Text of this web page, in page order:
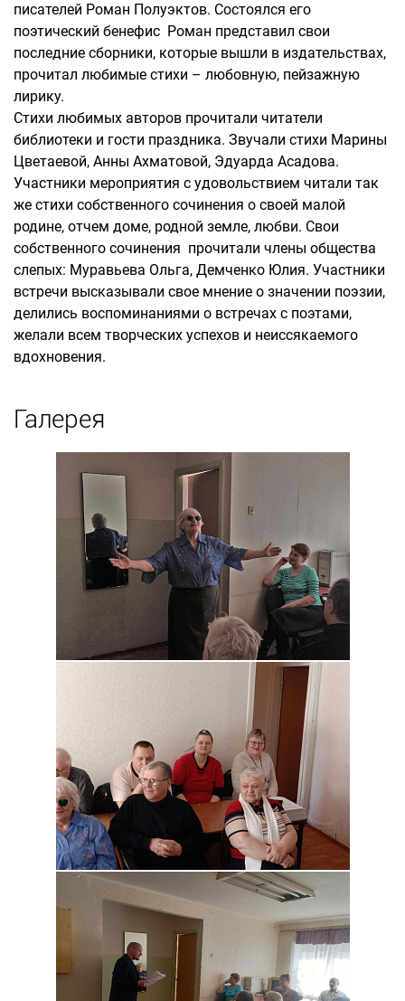
писателей Роман Полуэктов. Состоялся его
поэтический бенефис Роман представил свои
последние сборники, которые вышли в издательствах,
прочитал любимые стихи – любовную, пейзажную
лирику.
Стихи любимых авторов прочитали читатели
библиотеки и гости праздника. Звучали стихи Марины
Цветаевой, Анны Ахматовой, Эдуарда Асадова.
Участники мероприятия с удовольствием читали так
же стихи собственного сочинения о своей малой
родине, отчем доме, родной земле, любви. Свои
собственного сочинения прочитали члены общества
слепых: Муравьева Ольга, Демченко Юлия. Участники
встречи высказывали свое мнение о значении поэзии,
делились воспоминаниями о встречах с поэтами,
желали всем творческих успехов и неиссякаемого
вдохновения.
Галерея